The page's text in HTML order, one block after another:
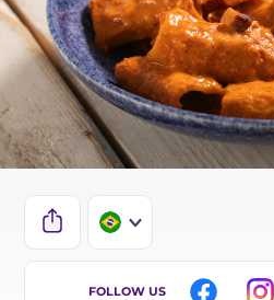
IT
FOLLOW US